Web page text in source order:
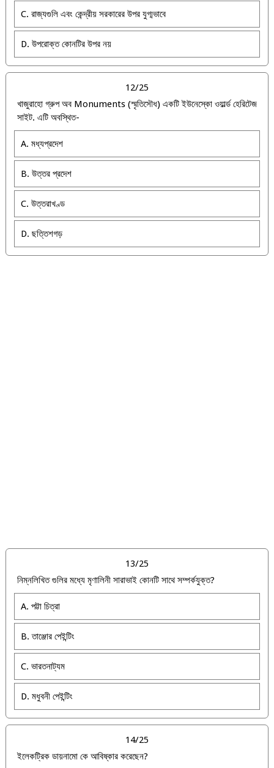
C. রাজ্যগুলি এবং কেন্দ্রীয় সরকারের উপর যুগ্মভাবে
D. উপরোক্ত কোনটির উপর নয়
12/25
খাজুরাহো গ্রুপ অব Monuments (স্মৃতিসৌধ) একটি ইউনেস্কো ওয়ার্ল্ড হেরিটেজ
সাইট. এটি অবস্থিত-
A. মধ্যপ্রদেশ
B. উত্তর প্রদেশ
C. উত্তরাখণ্ড
D. ছত্তিশগড়
13/25
নিম্নলিখিত গুলির মধ্যে মৃণালিনী সারাভাই কোনটি সাথে সম্পর্কযুক্ত?
A. পট্টা চিত্রা
B. তাঞ্জোর পেইন্টিং
C. ভারতনাট্যম
D. মধুবনী পেইন্টিং
14/25
ইলেকট্রিক ডায়নামো কে আবিষ্কার করেছেন?